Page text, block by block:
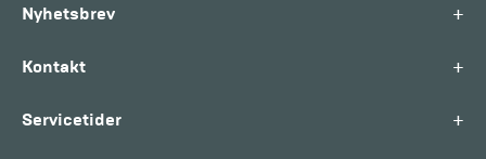
Nyhetsbrev +
Kontakt +
Servicetider +